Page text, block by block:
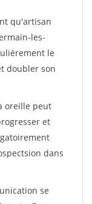
qu'artisan
les-
le
doubler son
oreille peut
et
dans
se